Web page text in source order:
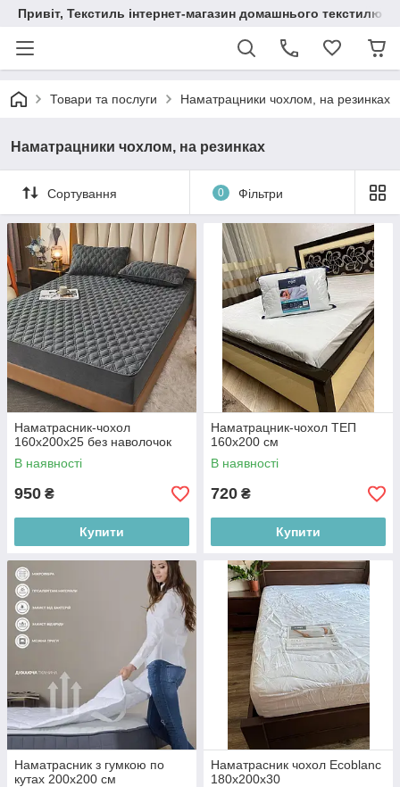
Привіт, Текстиль інтернет-магазин домашнього текстилю
Товари та послуги Наматрацники чохлом, на резинках
Наматрацники чохлом, на резинках
Сортування 0 Фільтри
Наматрасник-чохол
160х200х25 без наволочок
В наявності
950 ₴
Купити
Наматрацник-чохол ТЕП
160х200 см
В наявності
720 ₴
Купити
Наматрасник з гумкою по
кутах 200х200 см
Наматрасник чохол Ecoblanc
180х200х30